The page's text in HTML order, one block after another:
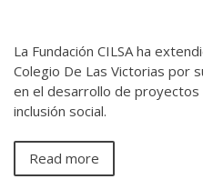
La Fundación CILSA ha
Colegio De Las Victorias por
en el desarrollo de proyectos
inclusión social.
Read more